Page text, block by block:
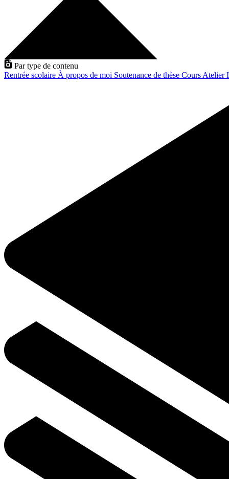
Par type de contenu
Rentrée scolaire À propos de moi Soutenance de thèse Cours Atelier